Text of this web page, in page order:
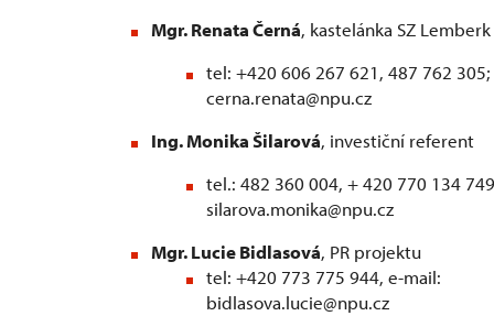
Mgr. Renata Černá, kastelánka SZ Lemberk
tel: +420 606 267 621, 487 762
cerna.renata@npu.cz
Ing. Monika Šilarová, investiční referent
tel.: 482 360 004, + 420 770 134
silarova.monika@npu.cz
Mgr. Lucie Bidlasová, PR projektu
tel: +420 773 775 944, e-mail:
bidlasova.lucie@npu.cz